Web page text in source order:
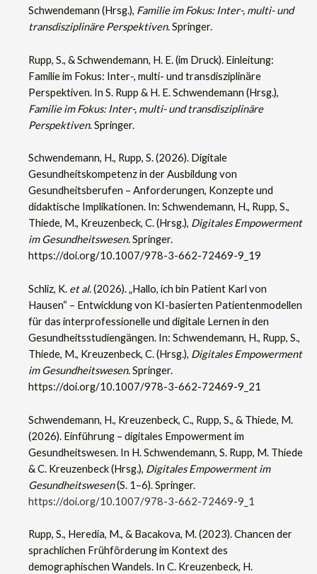
Schwendemann (Hrsg.), Familie im Fokus: Inter-, multi- und
transdisziplinäre Perspektiven. Springer.
Rupp, S., & Schwendemann, H. E. (im Druck). Einleitung:
Familie im Fokus: Inter-, multi- und transdisziplinäre
Perspektiven. In S. Rupp & H. E. Schwendemann (Hrsg.),
Familie im Fokus: Inter-, multi- und transdisziplinäre
Perspektiven. Springer.
Schwendemann, H., Rupp, S. (2026). Digitale
Gesundheitskompetenz in der Ausbildung von
Gesundheitsberufen – Anforderungen, Konzepte und
didaktische Implikationen. In: Schwendemann, H., Rupp, S.,
Thiede, M., Kreuzenbeck, C. (Hrsg.), Digitales Empowerment
im Gesundheitswesen.Springer.
https://doi.org/10.1007/978-3-662-72469-9_19
Schliz, K. et al.(2026). „Hallo, ich bin Patient Karl von
Hausen“ – Entwicklung von KI-basierten Patientenmodellen
für das interprofessionelle und digitale Lernen in den
Gesundheitsstudiengängen. In: Schwendemann, H., Rupp, S.,
Thiede, M., Kreuzenbeck, C. (Hrsg.), Digitales Empowerment
im Gesundheitswesen.Springer.
https://doi.org/10.1007/978-3-662-72469-9_21
Schwendemann, H., Kreuzenbeck, C., Rupp, S., & Thiede, M.
(2026). Einführung – digitales Empowerment im
Gesundheitswesen. In H. Schwendemann, S. Rupp, M. Thiede
& C. Kreuzenbeck (Hrsg.), Digitales Empowerment im
Gesundheitswesen(S. 1–6). Springer.
https://doi.org/10.1007/978-3-662-72469-9_1
Rupp, S., Heredia, M., & Bacakova, M. (2023). Chancen der
sprachlichen Frühförderung im Kontext des
demographischen Wandels. In C. Kreuzenbeck, H.